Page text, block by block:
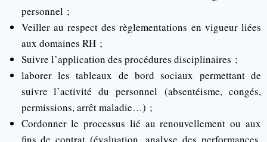
personnel ;
Veiller au respect des règlementations en vigueur liées
aux domaines RH ;
Suivre l’application des procédures disciplinaires ;
laborer les tableaux de bord sociaux permettant de
suivre l’activité du personnel (absentéisme, congés,
permissions, arrêt maladie…) ;
Cordonner le processus lié au renouvellement ou aux